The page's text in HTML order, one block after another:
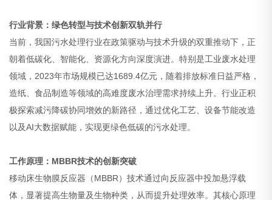
行业背景：绿色转型与技术创新双轨并行
当前，我国污水处理行业在政策驱动与技术升级的双重推动下，正
朝着低碳化、智能化、资源化方向深度演进。特别是工业废水处理
领域，2023年市场规模已达1689.4亿元，随着排放标准日益严格，
造纸、食品制造等领域的高难度废水治理需求持续上升。行业正积
极探索减污降碳协同增效的新路径，通过优化工艺、设备节能改造
以及AI大数据赋能，实现更绿色低碳的污水处理。
工作原理：MBBR技术的创新突破
移动床生物膜反应器（MBBR）技术通过向反应器中投加悬浮载
体，显著提高生物量及生物种类，从而提升处理效率。其核心原理